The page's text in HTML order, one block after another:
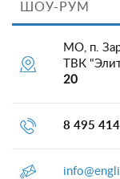
ШОУ-РУМ
МО, п.
ТВК
20
8 495